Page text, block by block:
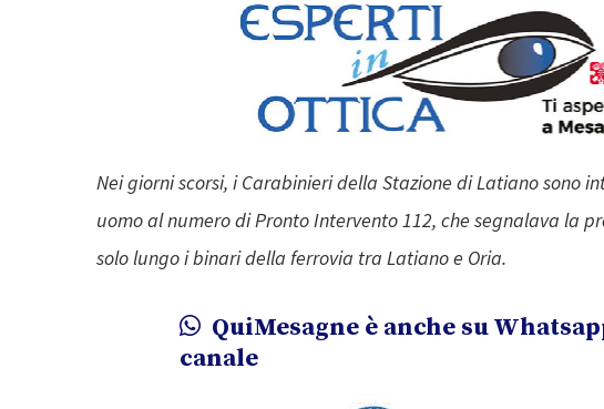
Nei giorni scorsi, i Carabinieri della Stazione di Latiano sono
uomo al numero di Pronto Intervento 112, che segnalava la
solo lungo i binari della ferrovia tra Latiano e Oria.
QuiMesagne è anche su
canale